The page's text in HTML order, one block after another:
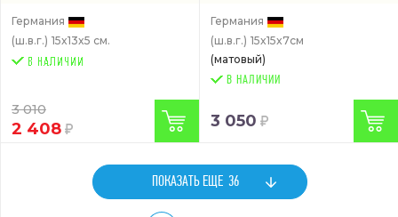
Германия
(ш.в.г.) 15x13x5 см.
3 010
2 408
Германия
(ш.в.г.) 15x15x7см
(матовый)
В НАЛИЧИИ
3 050
ПОКАЗАТЬ ЕЩЕ 36